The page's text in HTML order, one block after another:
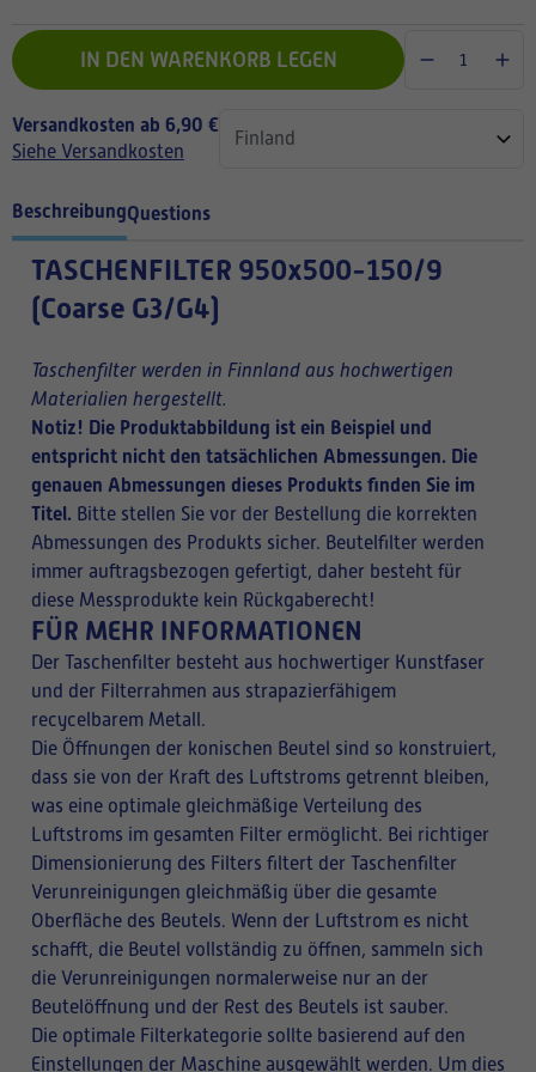
IN DEN WARENKORB LEGEN
Versandkosten ab 6,90 €
Siehe Versandkosten
BeschreibungQuestions
TASCHENFILTER 950x500-150/9
(Coarse G3/G4)
Taschenfilter werden in Finnland aus hochwertigen
Materialien hergestellt.
Notiz! Die Produktabbildung ist ein Beispiel und
entspricht nicht den tatsächlichen Abmessungen. Die
genauen Abmessungen dieses Produkts finden Sie im
Titel. Bitte stellen Sie vor der Bestellung die korrekten
Abmessungen des Produkts sicher. Beutelfilter werden
immer auftragsbezogen gefertigt, daher besteht für
diese Messprodukte kein Rückgaberecht!
FÜR MEHR INFORMATIONEN
Der Taschenfilter besteht aus hochwertiger Kunstfaser
und der Filterrahmen aus strapazierfähigem
recycelbarem Metall.
Die Öffnungen der konischen Beutel sind so konstruiert,
dass sie von der Kraft des Luftstroms getrennt bleiben,
was eine optimale gleichmäßige Verteilung des
Luftstroms im gesamten Filter ermöglicht. Bei richtiger
Dimensionierung des Filters filtert der Taschenfilter
Verunreinigungen gleichmäßig über die gesamte
Oberfläche des Beutels. Wenn der Luftstrom es nicht
schafft, die Beutel vollständig zu öffnen, sammeln sich
die Verunreinigungen normalerweise nur an der
Beutelöffnung und der Rest des Beutels ist sauber.
Die optimale Filterkategorie sollte basierend auf den
Einstellungen der Maschine ausgewählt werden. Um dies